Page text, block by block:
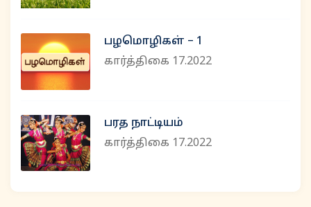
பழமொழிகள் – 1
கார்த்திகை 17.2022
பரத நாட்டியம்
கார்த்திகை 17.2022